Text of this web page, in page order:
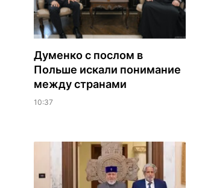
Думенко с послом в
Польше искали понимание
между странами
10:37